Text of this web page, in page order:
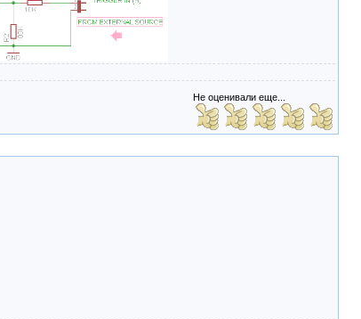
Не оценивали еще...